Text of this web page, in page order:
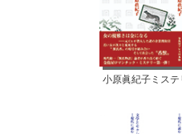
小原眞紀子ミステ